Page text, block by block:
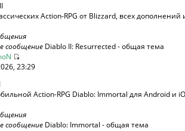
Action-RPG от Blizzard, всех дополнений
сообщение Diablo II: Resurrected - общая тема
23:29
Action-RPG Diablo: Immortal для Android и
сообщение Diablo: Immortal - общая тема